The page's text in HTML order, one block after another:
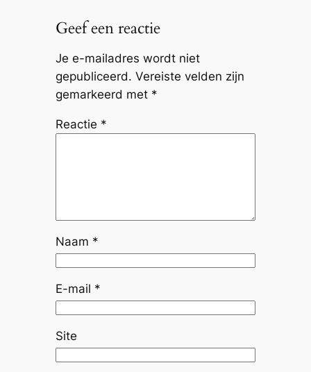
Geef een reactie
Je e-mailadres wordt niet
gepubliceerd. Vereiste velden zijn
gemarkeerd met *
Reactie *
Naam *
E-mail *
Site